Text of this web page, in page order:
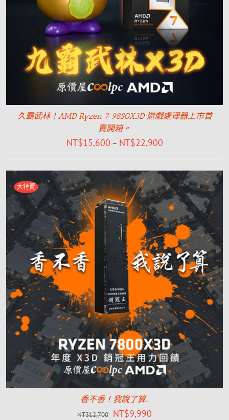
久霸武林！AMD Ryzen 7 9850X3D 遊戲處理器上市首
賣開箱。
NT$15,600 – NT$22,900
大特賣
香不香！我說了算…
NT$12,700 NT$9,990